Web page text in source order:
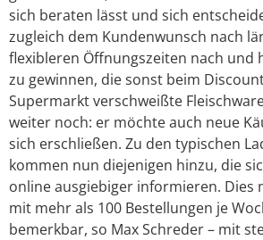
sich beraten lässt und sich
zugleich dem Kundenwunsch nach
flexibleren Öffnungszeiten nach und
zu gewinnen, die sonst beim
Supermarkt verschweißte
weiter noch: er möchte auch neue
sich erschließen. Zu den typischen
kommen nun diejenigen hinzu, die
online ausgiebiger informieren. Dies
mit mehr als 100 Bestellungen je
bemerkbar, so Max Schreder – mit